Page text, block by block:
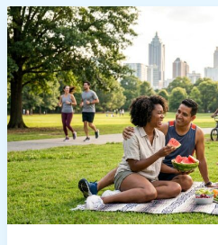
DE
SES
PARENTS
:
UN
IDÉAL,
MAIS
PAS
UNE
OBLIGATION